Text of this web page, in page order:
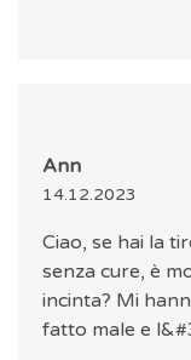
Ann
14.12.2023
Ciao, se hai la
senza cure, è
incinta? Mi
fatto male e